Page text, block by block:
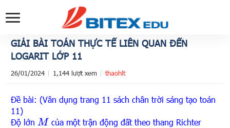
GIẢI BÀI TOÁN THỰC TẾ LIÊN QUAN ĐẾN
LOGARIT LỚP 11
26/01/2024 1,144 lượt xem thaohlt
Đề bài: (Vân dụng trang 11 sách chân trời sáng tạo toán
11)
Độ lớn M
của một trận động đất theo thang Richter